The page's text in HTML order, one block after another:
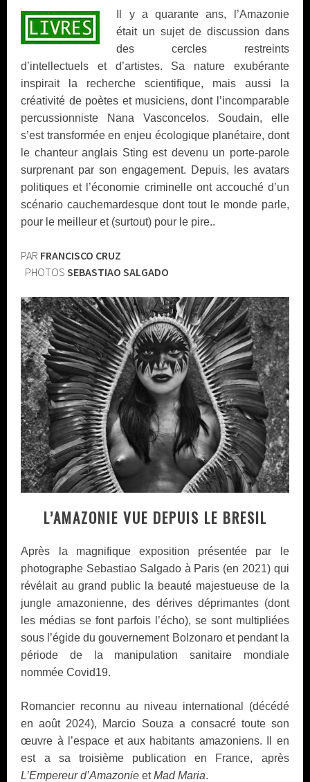
Il y a quarante ans, l’Amazonie
était un sujet de discussion dans
des cercles restreints
d’intellectuels et d’artistes. Sa nature exubérante
inspirait la recherche scientifique, mais aussi la
créativité de poètes et musiciens, dont l’incomparable
percussionniste Nana Vasconcelos. Soudain, elle
s’est transformée en enjeu écologique planétaire, dont
le chanteur anglais Sting est devenu un porte-parole
surprenant par son engagement. Depuis, les avatars
politiques et l’économie criminelle ont accouché d’un
scénario cauchemardesque dont tout le monde parle,
pour le meilleur et (surtout) pour le pire..
PAR FRANCISCO CRUZ
PHOTOSSEBASTIAO SALGADO
L’AMAZONIE VUE DEPUIS LE BRESIL
Après la magnifique exposition présentée par le
photographe Sebastiao Salgado à Paris (en 2021) qui
révélait au grand public la beauté majestueuse de la
jungle amazonienne, des dérives déprimantes (dont
les médias se font parfois l’écho), se sont multipliées
sous l’égide du gouvernement Bolzonaro et pendant la
période de la manipulation sanitaire mondiale
nommée Covid19.
Romancier reconnu au niveau international (décédé
en août 2024), Marcio Souza a consacré toute son
œuvre à l’espace et aux habitants amazoniens. Il en
est a sa troisième publication en France, après
L’Empereur d’Amazonie etMad Maria.